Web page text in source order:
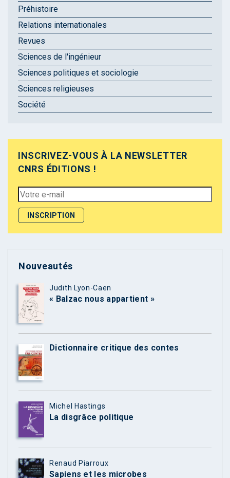
Préhistoire
Relations internationales
Revues
Sciences de l'ingénieur
Sciences politiques et sociologie
Sciences religieuses
Société
INSCRIVEZ-VOUS À LA NEWSLETTER
CNRS ÉDITIONS !
Nouveautés
Judith Lyon-Caen
« Balzac nous appartient »
Dictionnaire critique des contes
Michel Hastings
La disgrâce politique
Renaud Piarroux
Sapiens et les microbes